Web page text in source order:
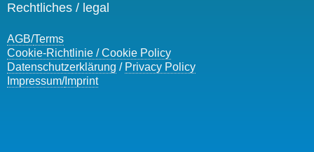
Rechtliches / legal
AGB/Terms
Cookie-Richtlinie / Cookie Policy
Datenschutzerklärung / Privacy Policy
Impressum/Imprint